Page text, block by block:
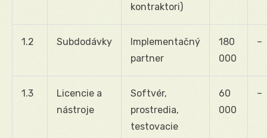
kontraktori)
1.2 Subdodávky
Implementačný
partner
180
000
–
1.3
Licencie a
nástroje
Softvér,
prostredia,
testovacie
60
000
–